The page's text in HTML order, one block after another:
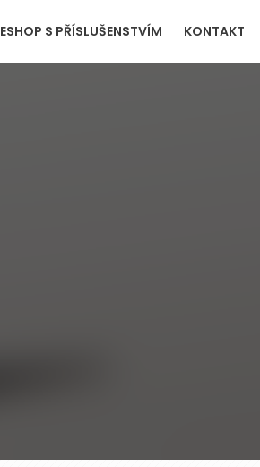
ESHOP S PŘÍSLUŠENSTVÍM KONTAKT